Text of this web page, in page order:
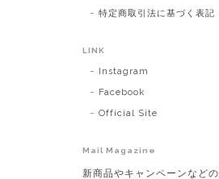
特定商取引法に基づく表記
LINK
Instagram
Facebook
Official Site
Mail Magazine
新商品やキャンペーンなど